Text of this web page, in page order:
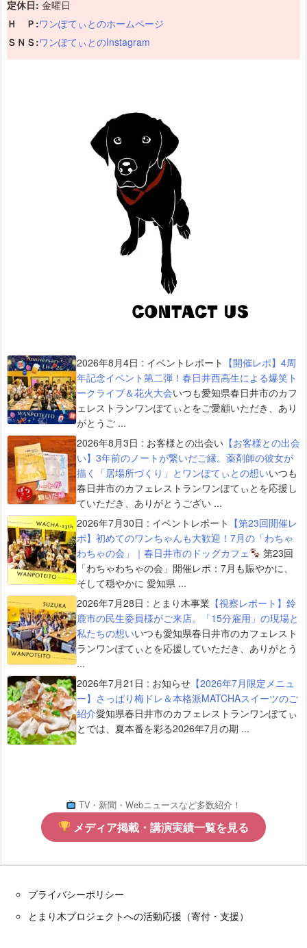
定休日: 金曜日
Ｈ Ｐ:ワンぽてぃとのホームページ
ＳＮＳ:ワンぽてぃとのInstagram
2026年8月4日 : イベントレポート 【開催レポ】4周
年記念イベント第二弾！春日井西高生による爆笑ト
ークライブ＆花火大会いつも愛知県春日井市のカフ
ェレストランワンぽてぃとをご愛顧いただき、あり
がとうご ...
2026年8月3日 : お客様との出会い 【お客様との出会
い】3年前のノートが繋いだご縁。薬剤師の彼女が
描く「居場所づくり」とワンぽてぃとの想いいつも
春日井市のカフェレストランワンぽてぃとを応援し
ていただき、ありがとうござい ...
2026年7月30日 : イベントレポート 【第23回開催レ
ポ】初めてのワンちゃんも大歓迎！7月の「わちゃ
わちゃの会」｜春日井市のドッグカフェ
第23回
「わちゃわちゃの会」開催レポ：7月も賑やかに、
そして穏やかに 愛知県 ...
2026年7月28日 : とまり木事業 【視察レポート】鈴
鹿市の民生委員様がご来店。「15分雇用」の現場と
私たちの想いいつも愛知県春日井市のカフェレスト
ランワンぽてぃとを応援していただき、ありがとう
...
2026年7月21日 : お知らせ 【2026年7月限定メニュ
ー】さっぱり梅ドレ＆本格派MATCHAスイーツのご
紹介愛知県春日井市のカフェレストランワンぽてぃ
とでは、夏本番を彩る2026年7月の期 ...
TV・新聞・Webニュースなど多数紹介！
メディア掲載・講演実績一覧を見る
プライバシーポリシー
とまり木プロジェクトへの活動応援（寄付・支援）